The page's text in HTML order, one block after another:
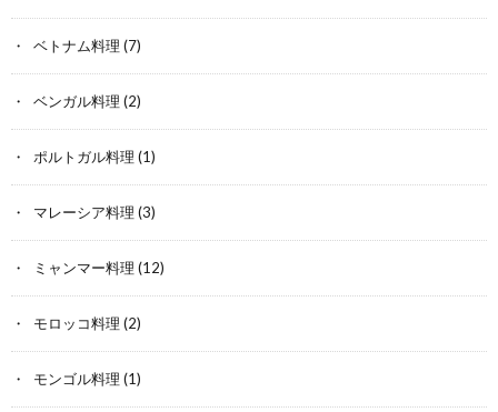
ベトナム料理 (7)
ベンガル料理 (2)
ポルトガル料理 (1)
マレーシア料理 (3)
ミャンマー料理 (12)
モロッコ料理 (2)
モンゴル料理 (1)